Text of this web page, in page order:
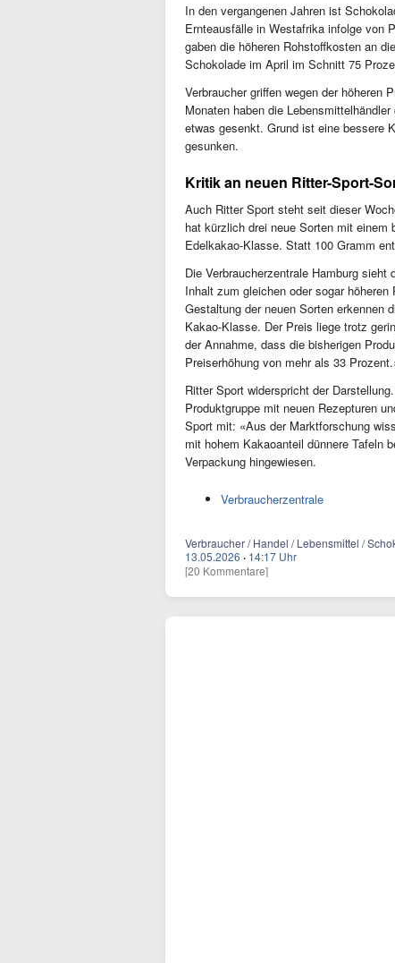
In den vergangenen Jahren ist
Ernteausfälle in Westafrika infolge von
gaben die höheren Rohstoffkosten an
Schokolade im April im Schnitt 75
Verbraucher griffen wegen der höheren
Monaten haben die
etwas gesenkt. Grund ist eine bessere
gesunken.
Kritik an neuen Ritter-Sport-
Auch Ritter Sport steht seit dieser
hat kürzlich drei neue Sorten mit einem
Edelkakao-Klasse. Statt 100 Gramm
Die Verbraucherzentrale Hamburg
Inhalt zum gleichen oder sogar
Gestaltung der neuen Sorten erkennen
Kakao-Klasse. Der Preis liege trotz
der Annahme, dass die bisherigen
Preiserhöhung von mehr als 33
Ritter Sport widerspricht der
Produktgruppe mit neuen Rezepturen
Sport mit: «Aus der Marktforschung
mit hohem Kakaoanteil dünnere Tafeln
Verpackung hingewiesen.
Verbraucherzentrale
Verbraucher / Handel / Lebensmittel /
13.05.2026 · 14:17 Uhr
[20 Kommentare]